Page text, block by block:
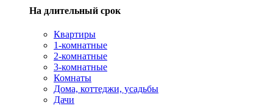
На длительный срок
Квартиры
1-комнатные
2-комнатные
3-комнатные
Комнаты
Дома, коттеджи, усадьбы
Дачи